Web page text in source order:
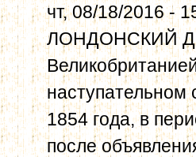
чт, 08/18/2016 -
ЛОНДОНСКИЙ
наступательном
1854 года, в
после